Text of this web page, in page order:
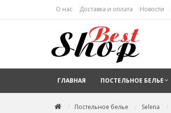
О нас Доставка и оплата Новости
ГЛАВНАЯ ПОСТЕЛЬНОЕ БЕЛЬЕ
Постельное белье Selena